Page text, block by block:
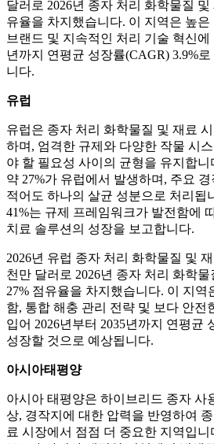
달러로 2026년 종자 처리 화학물질 및
유율을 차지했습니다. 이 지역은 높
브랜드 및 지속적인 처리 기술 혁신에
년까지 연평균 성장률(CAGR) 3.9%
니다.
유럽
유럽은 종자 처리 화학물질 및 재료
하며, 엄격한 규제와 다양한 작물 시
야 할 필요성 사이의 균형을 유지합니
약 27%가 유럽에서 발생하며, 주요
적어도 하나의 살균 성분으로 처리됩
41%는 규제 프레임워크가 발전함에
치료 솔루션의 성장을 보고합니다.
2026년 유럽 종자 처리 화학물질 및
천만 달러로 2026년 종자 처리 화학
27% 점유율을 차지했습니다. 이 지역
함, 통합 해충 관리 전략 및 보다 안전
입어 2026년부터 2035년까지 연평균
성장할 것으로 예상됩니다.
아시아태평양
아시아 태평양은 하이브리드 종자 사
상, 경작지에 대한 압력을 반영하여
료 시장에서 점점 더 중요한 지역입